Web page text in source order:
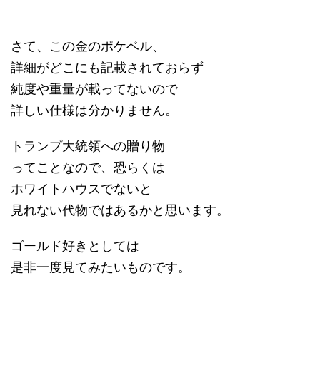
さて、この金のポケベル、
詳細がどこにも記載されておらず
純度や重量が載ってないので
詳しい仕様は分かりません。
トランプ大統領への贈り物
ってことなので、恐らくは
ホワイトハウスでないと
見れない代物ではあるかと思います。
ゴールド好きとしては
是非一度見てみたいものです。